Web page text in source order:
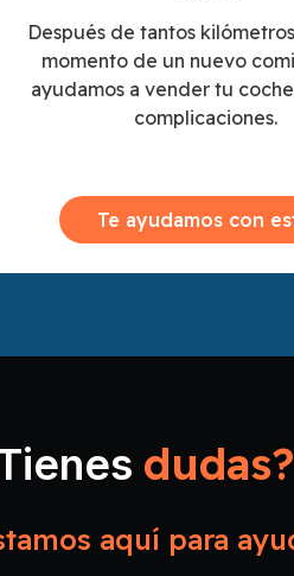
Después de tantos
momento de un nuevo
ayudamos a vender tu
complicaciones.
Te ayudamos con
dudas?
aquí para